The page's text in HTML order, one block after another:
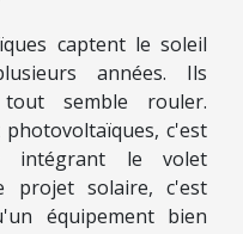
captent le soleil
années. Ils
semble rouler.
c'est
intégrant le volet
projet solaire, c'est
équipement bien